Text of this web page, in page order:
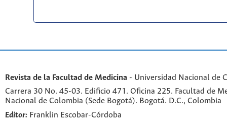
Revista de la Facultad de Medicina - Universidad Nacional de
Carrera 30 No. 45-03. Edificio 471. Oficina 225. Facultad de
Nacional de Colombia (Sede Bogotá). Bogotá. D.C., Colombia
Editor: Franklin Escobar-Córdoba